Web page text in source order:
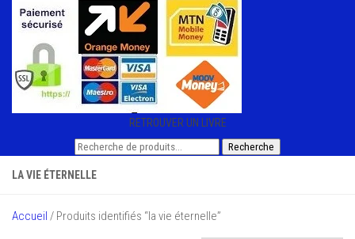
RETROUVER UN LIVRE
Recherche
Recherche
LA VIE ÉTERNELLE
Accueil / Produits identifiés “la vie éternelle”